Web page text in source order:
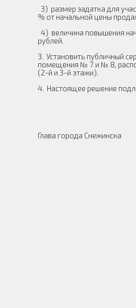
3) размер задатка для
% от начальной цены
4) величина повышения
рублей.
3. Установить публичный
помещения № 7 и № 8,
(2-й и 3-й этажи).
4. Настоящее решение
Глава города